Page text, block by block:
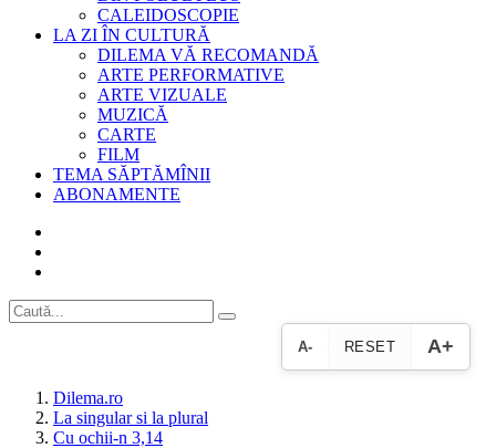
CALEIDOSCOPIE
LA ZI ÎN CULTURĂ
DILEMA VĂ RECOMANDĂ
ARTE PERFORMATIVE
ARTE VIZUALE
MUZICĂ
CARTE
FILM
TEMA SĂPTĂMÎNII
ABONAMENTE
A- RESET A+
Dilema.ro
La singular si la plural
Cu ochii-n 3,14